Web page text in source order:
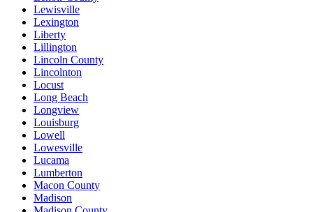
Lewisville
Lexington
Liberty
Lillington
Lincoln County
Lincolnton
Locust
Long Beach
Longview
Louisburg
Lowell
Lowesville
Lucama
Lumberton
Macon County
Madison